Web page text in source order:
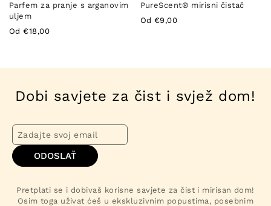
Parfem za pranje s arganovim
uljem
Od €18,00
PureScent®️ mirisni čistač
Od €9,00
Dobi savjete za čist i svjež dom!
ODOSLAŤ
Pretplati se i dobivaš korisne savjete za čist i mirisan dom!
Osim toga uživat ćeš u ekskluzivnim popustima, posebnim